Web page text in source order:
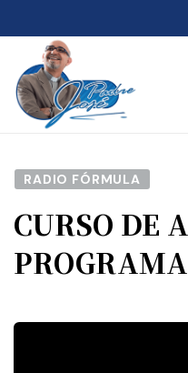
RADIO FÓRMULA
CURSO DE